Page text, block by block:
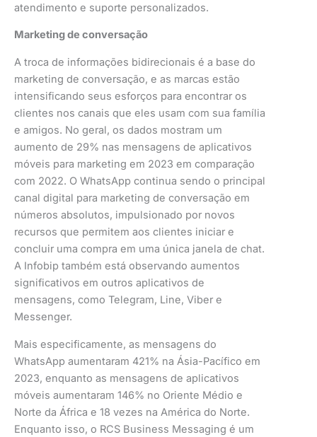
atendimento e suporte personalizados.
Marketing de conversação
A troca de informações bidirecionais é a base do
marketing de conversação, e as marcas estão
intensificando seus esforços para encontrar os
clientes nos canais que eles usam com sua família
e amigos. No geral, os dados mostram um
aumento de 29% nas mensagens de aplicativos
móveis para marketing em 2023 em comparação
com 2022. O WhatsApp continua sendo o principal
canal digital para marketing de conversação em
números absolutos, impulsionado por novos
recursos que permitem aos clientes iniciar e
concluir uma compra em uma única janela de chat.
A Infobip também está observando aumentos
significativos em outros aplicativos de
mensagens, como Telegram, Line, Viber e
Messenger.
Mais especificamente, as mensagens do
WhatsApp aumentaram 421% na Ásia-Pacífico em
2023, enquanto as mensagens de aplicativos
móveis aumentaram 146% no Oriente Médio e
Norte da África e 18 vezes na América do Norte.
Enquanto isso, o RCS Business Messaging é um